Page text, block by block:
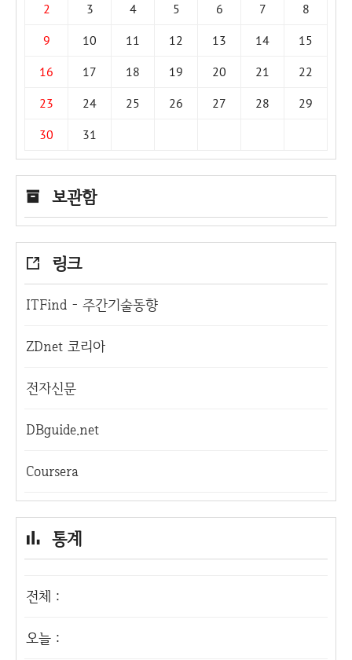
2
3 4 5 6 7
8
9
10 11 12 13 14
15
16
17 18 19 20 21
22
23
24 25 26 27 28
29
30
31
보관함
링크
ITFind - 주간기술동향
ZDnet 코리아
전자신문
DBguide.net
Coursera
통계
전체 :
오늘 :